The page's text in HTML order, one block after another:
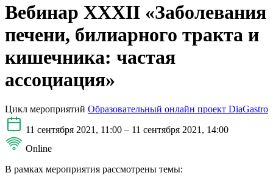
Вебинар XXXII «Заболевания
печени, билиарного тракта и
кишечника: частая
ассоциация»
Цикл мероприятий Образовательный онлайн проект DiaGastro
11 сентября 2021, 11:00 – 11 сентября 2021, 14:00
Online
В рамках мероприятия рассмотрены темы: